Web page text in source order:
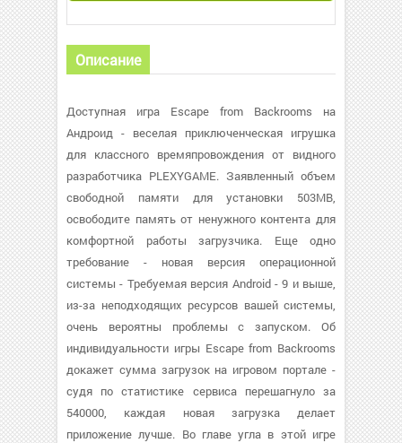
Описание
Доступная игра Escape from Backrooms на
Андроид - веселая приключенческая игрушка
для классного времяпровождения от видного
разработчика PLEXYGAME. Заявленный объем
свободной памяти для установки 503MB,
освободите память от ненужного контента для
комфортной работы загрузчика. Еще одно
требование - новая версия операционной
системы - Требуемая версия Android - 9 и выше,
из-за неподходящих ресурсов вашей системы,
очень вероятны проблемы с запуском. Об
индивидуальности игры Escape from Backrooms
докажет сумма загрузок на игровом портале -
судя по статистике сервиса перешагнуло за
540000, каждая новая загрузка делает
приложение лучше. Во главе угла в этой игре